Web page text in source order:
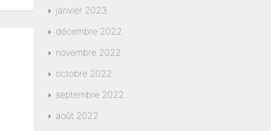
janvier 2023
décembre 2022
novembre 2022
octobre 2022
septembre 2022
août 2022